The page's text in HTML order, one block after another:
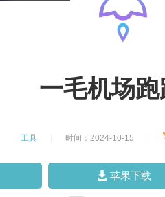
一毛机场跑
工具 时间：2024-10-15
苹果下载